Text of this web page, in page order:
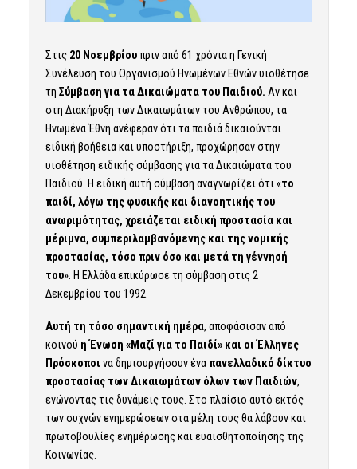
Στις 20 Νοεμβρίουπριν από 61 χρόνια η Γενική
Συνέλευση του Οργανισμού Ηνωμένων Εθνών υιοθέτησε
τη Σύμβαση για τα Δικαιώματα του Παιδιού. Αν και
στη Διακήρυξη των Δικαιωμάτων του Ανθρώπου, τα
Ηνωμένα Έθνη ανέφεραν ότι τα παιδιά δικαιούνται
ειδική βοήθεια και υποστήριξη, προχώρησαν στην
υιοθέτηση ειδικής σύμβασης για τα Δικαιώματα του
Παιδιού. Η ειδική αυτή σύμβαση αναγνωρίζει ότι «το
παιδί, λόγω της φυσικής και διανοητικής του
ανωριμότητας, χρειάζεται ειδική προστασία και
µέριµνα, συµπεριλαµβανόµενης και της νομικής
προστασίας, τόσο πριν όσο και µετά τη γέννησή
του». Η Ελλάδα επικύρωσε τη σύμβαση στις 2
Δεκεμβρίου του 1992.
Αυτή τη τόσο σημαντική ημέρα, αποφάσισαν από
κοινού η Ένωση «Μαζί για το Παιδί» και οι Έλληνες
Πρόσκοποι να δημιουργήσουν ένα πανελλαδικό δίκτυο
προστασίας των Δικαιωμάτων όλων των Παιδιών,
ενώνοντας τις δυνάμεις τους. Στο πλαίσιο αυτό εκτός
των συχνών ενημερώσεων στα μέλη τους θα λάβουν και
πρωτοβουλίες ενημέρωσης και ευαισθητοποίησης της
Κοινωνίας.